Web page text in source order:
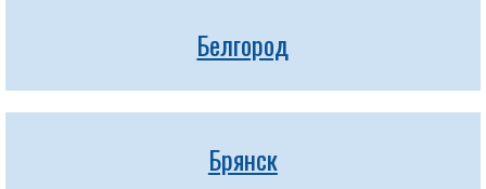
Белгород
Брянск